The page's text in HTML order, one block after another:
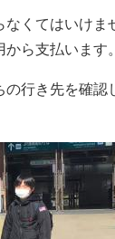
くてはいけ
ら支払います。
行き先を確